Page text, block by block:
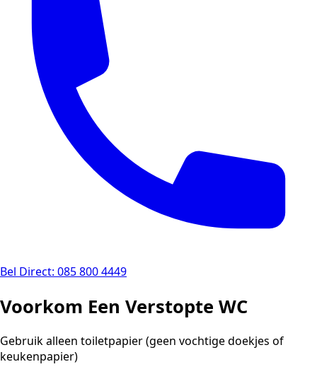
Bel Direct: 085 800 4449
Voorkom Een Verstopte WC
Gebruik alleen toiletpapier (geen vochtige doekjes of
keukenpapier)